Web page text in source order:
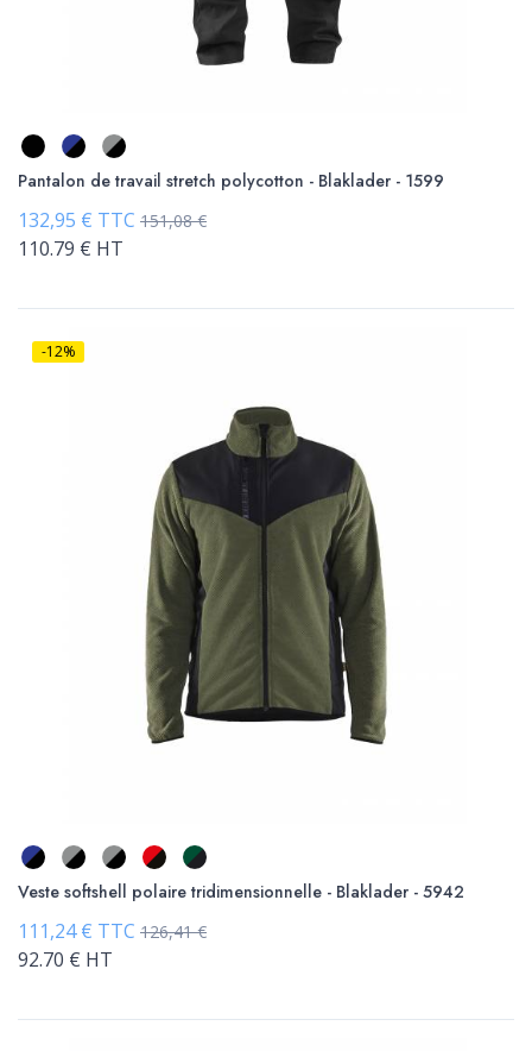
Pantalon de travail stretch polycotton - Blaklader - 1599
132,95 € TTC 151,08 €
110.79 € HT
-12%
Veste softshell polaire tridimensionnelle - Blaklader - 5942
111,24 € TTC 126,41 €
92.70 € HT